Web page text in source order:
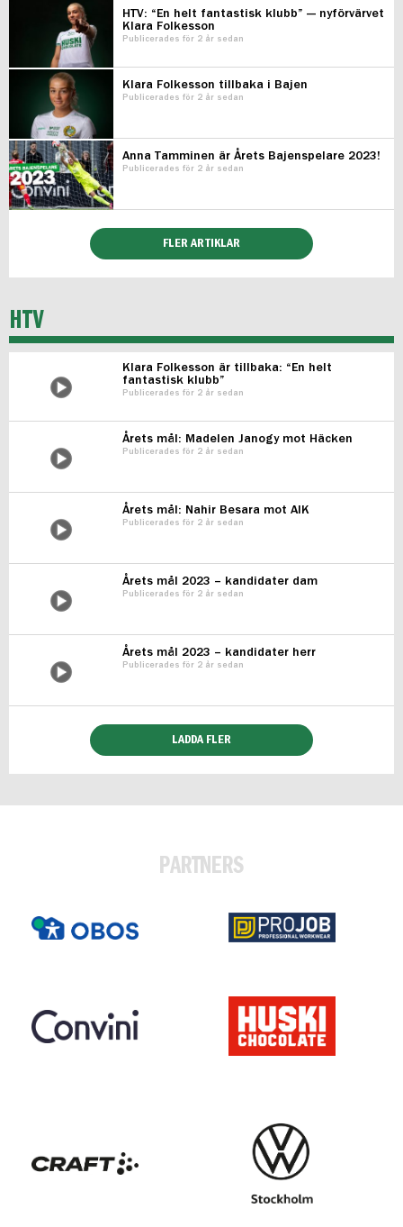
HTV: “En helt fantastisk klubb” — nyförvärvet
Klara Folkesson
Publicerades för 2 år sedan
Klara Folkesson tillbaka i Bajen
Publicerades för 2 år sedan
Anna Tamminen är Årets Bajenspelare 2023!
Publicerades för 2 år sedan
FLER ARTIKLAR
HTV
Klara Folkesson är tillbaka: “En helt
fantastisk klubb”
Publicerades för 2 år sedan
Årets mål: Madelen Janogy mot Häcken
Publicerades för 2 år sedan
Årets mål: Nahir Besara mot AIK
Publicerades för 2 år sedan
Årets mål 2023 – kandidater dam
Publicerades för 2 år sedan
Årets mål 2023 – kandidater herr
Publicerades för 2 år sedan
LADDA FLER
PARTNERS